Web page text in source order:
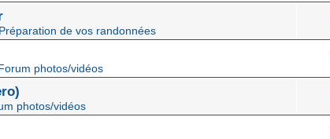
Préparation de vos randonnées
photos/vidéos
photos/vidéos